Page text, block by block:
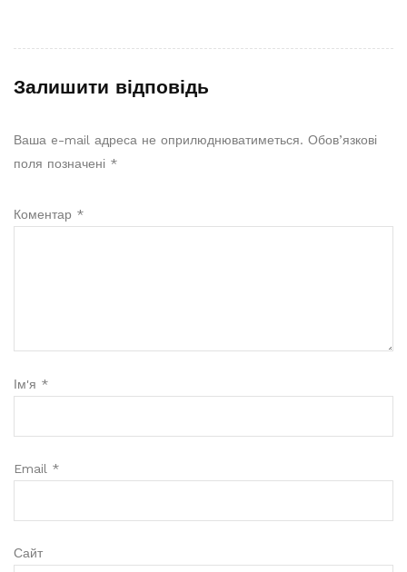
Залишити відповідь
Ваша e-mail адреса не оприлюднюватиметься. Обов’язкові
поля позначені *
Коментар *
Ім'я *
Email *
Сайт